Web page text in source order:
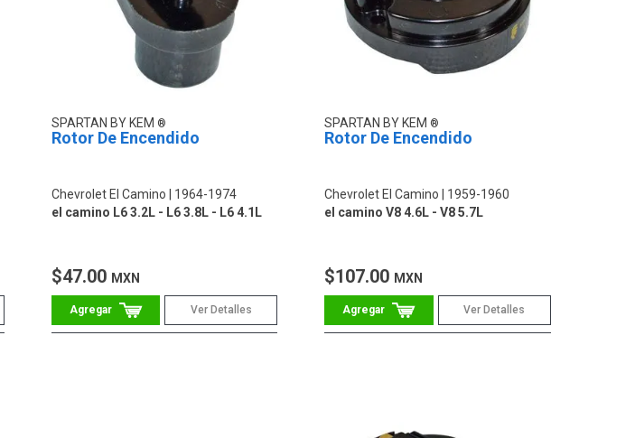
SPARTAN BY KEM
Rotor De Encendido
Chevrolet El Camino
1964-1974
el camino L6 3.2L - L6 3.8L - L6 4.1L
$47.00 MXN
Ver Detalles
SPARTAN BY KEM
Rotor De Encendido
Chevrolet El Camino
1959-1960
el camino V8 4.6L - V8 5.7L
$107.00 MXN
Ver Detalles